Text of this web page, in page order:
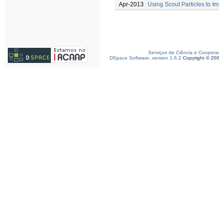
Apr-2013 Using Scout Particles to
Serviços de Ciência e
DSpace Software, version 1.6.2 Copyright ©